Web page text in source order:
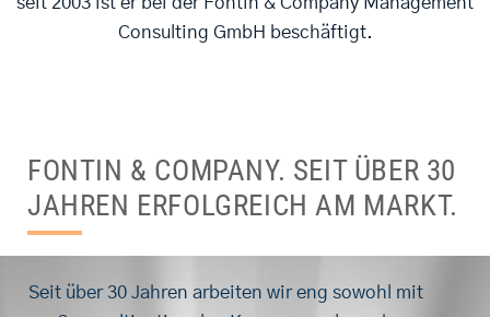
Consulting GmbH beschäftigt.
FONTIN & COMPANY. SEIT ÜBER 30
JAHREN ERFOLGREICH AM MARKT.
Seit über 30 Jahren arbeiten wir eng sowohl mit